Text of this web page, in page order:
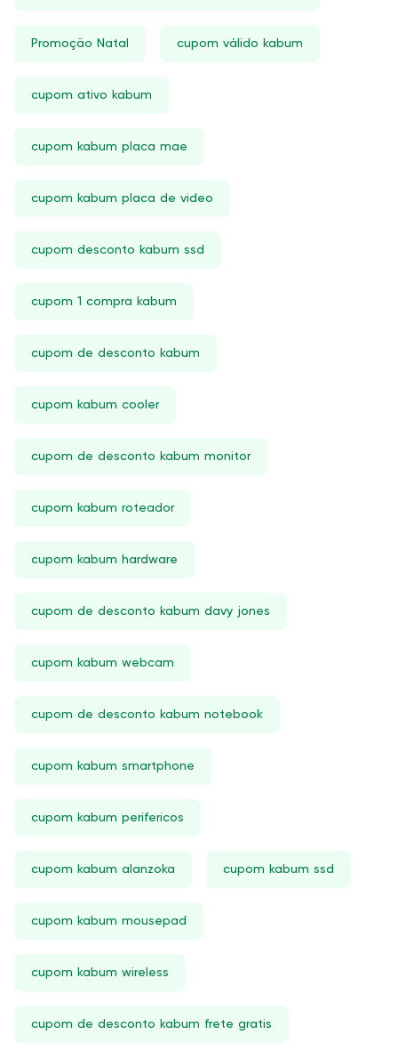
Promoção Natal cupom válido kabum
cupom ativo kabum
cupom kabum placa mae
cupom kabum placa de video
cupom desconto kabum ssd
cupom 1 compra kabum
cupom de desconto kabum
cupom kabum cooler
cupom de desconto kabum monitor
cupom kabum roteador
cupom kabum hardware
cupom de desconto kabum davy jones
cupom kabum webcam
cupom de desconto kabum notebook
cupom kabum smartphone
cupom kabum perifericos
cupom kabum alanzoka cupom kabum ssd
cupom kabum mousepad
cupom kabum wireless
cupom de desconto kabum frete gratis